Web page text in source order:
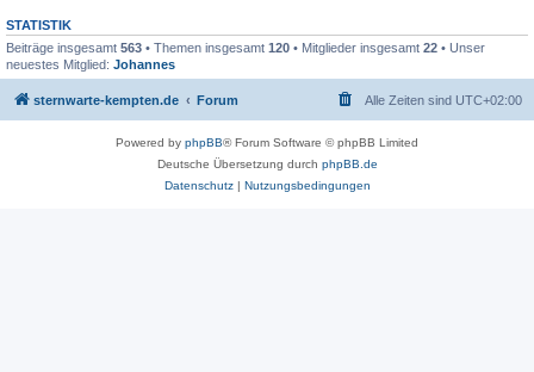
STATISTIK
Beiträge insgesamt 563 • Themen insgesamt 120 • Mitglieder insgesamt 22 • Unser
neuestes Mitglied: Johannes
sternwarte-kempten.de Forum Alle Zeiten sind UTC+02:00
Powered by phpBB® Forum Software © phpBB Limited
Deutsche Übersetzung durch phpBB.de
Datenschutz| Nutzungsbedingungen